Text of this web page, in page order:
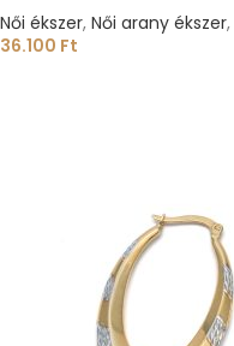
Női ékszer, Női arany ékszer,
36.100 Ft